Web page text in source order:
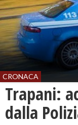
CRONACA
Trapani:
dalla